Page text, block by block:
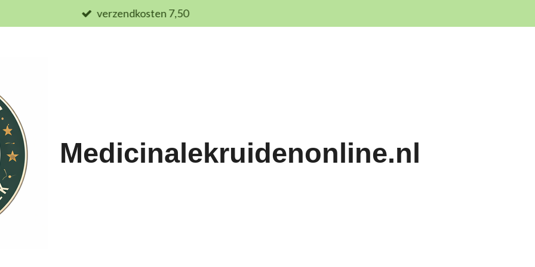
verzendkosten 7,50
Medicinalekruidenonline.nl